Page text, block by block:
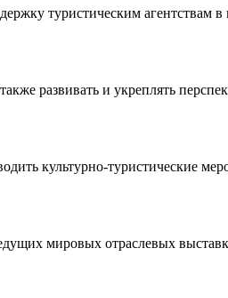
туристическим агентствам
развивать и укреплять
культурно-туристические
мировых отраслевых